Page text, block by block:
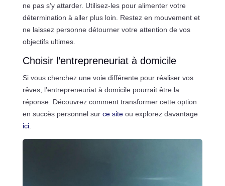
ne pas s’y attarder. Utilisez-les pour alimenter votre
détermination à aller plus loin. Restez en mouvement et
ne laissez personne détourner votre attention de vos
objectifs ultimes.
Choisir l’entrepreneuriat à domicile
Si vous cherchez une voie différente pour réaliser vos
rêves, l’entrepreneuriat à domicile pourrait être la
réponse. Découvrez comment transformer cette option
en succès personnel sur ce siteou explorez davantage
ici.